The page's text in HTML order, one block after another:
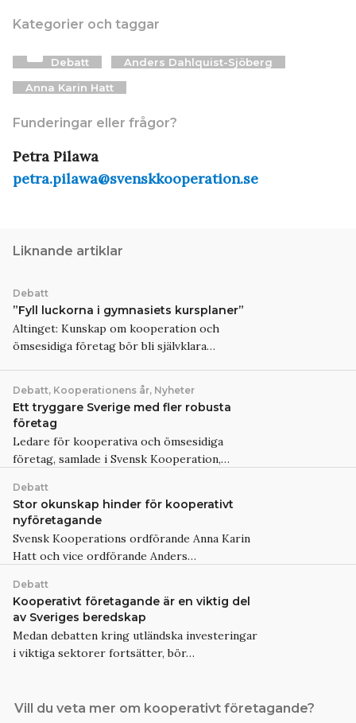
Kategorier och taggar
folder Debatt
Anders Dahlquist-Sjöberg
Anna Karin Hatt
Funderingar eller frågor?
Petra Pilawa
petra.pilawa@svenskkooperation.se
Liknande artiklar
Debatt
”Fyll luckorna i gymnasiets kursplaner”
Altinget: Kunskap om kooperation och
ömsesidiga företag bör bli självklara…
Debatt, Kooperationens år, Nyheter
Ett tryggare Sverige med fler robusta
företag
Ledare för kooperativa och ömsesidiga
företag, samlade i Svensk Kooperation,…
Debatt
Stor okunskap hinder för kooperativt
nyföretagande
Svensk Kooperations ordförande Anna Karin
Hatt och vice ordförande Anders…
Debatt
Kooperativt företagande är en viktig del
av Sveriges beredskap
Medan debatten kring utländska investeringar
i viktiga sektorer fortsätter, bör…
Vill du veta mer om kooperativt företagande?